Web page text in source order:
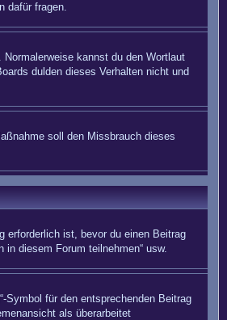
dafür fragen.
kannst du den Wortlaut
dulden dieses Verhalten nicht und
soll den Missbrauch dieses
erforderlich ist, bevor du einen Beitrag
diesem Forum teilnehmen“ usw.
Symbol für den entsprechenden Beitrag
als überarbeitet